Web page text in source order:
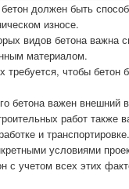
должен быть
износе.
видов бетона важна
материалом.
требуется, чтобы бетон
бетона важен внешний
работ также
и транспортировке.
условиями
с учетом всех этих